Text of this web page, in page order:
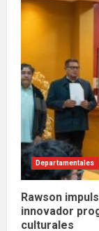
Departamentales
Rawson
innovador
culturales